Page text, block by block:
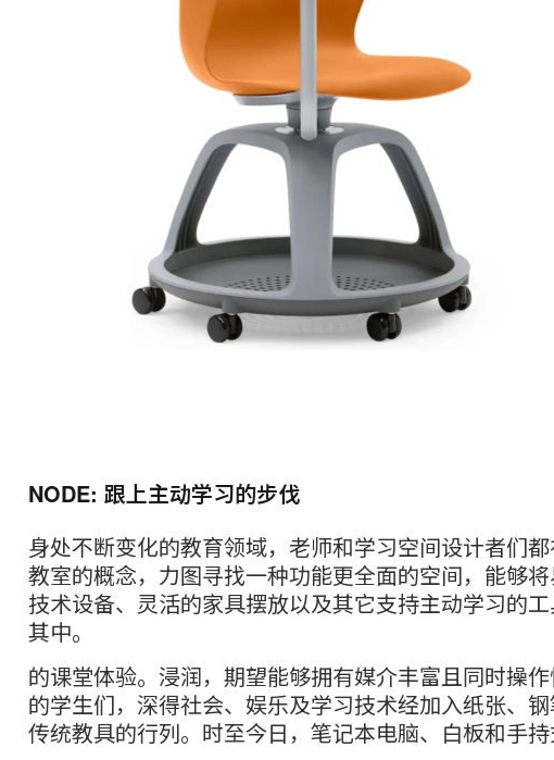
NODE: 跟上主动学习的步伐
身处不断变化的教育领域，老师和学习空间设计者们
教室的概念，力图寻找一种功能更全面的空间，能够
技术设备、灵活的家具摆放以及其它支持主动学习的
其中。
的课堂体验。浸润，期望能够拥有媒介丰富且同时操
的学生们，深得社会、娱乐及学习技术经加入纸张、
传统教具的行列。时至今日，笔记本电脑、白板和手